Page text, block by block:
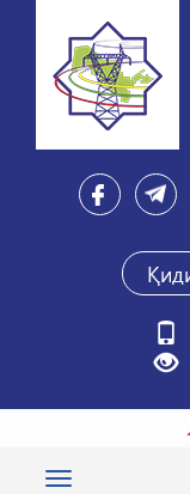
Toggle